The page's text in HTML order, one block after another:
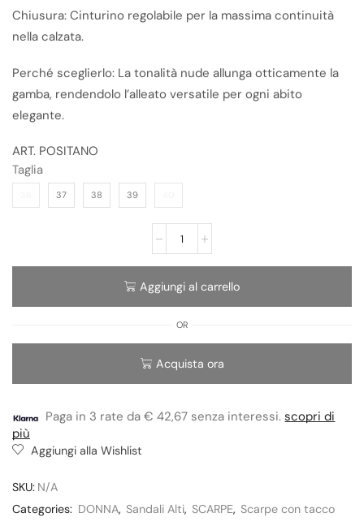
Chiusura: Cinturino regolabile per la massima continuità
nella calzata.
Perché sceglierlo: La tonalità nude allunga otticamente la
gamba, rendendolo l’alleato versatile per ogni abito
elegante.
ART. POSITANO
Taglia
37 38 39
Aggiungi al carrello
OR
Acquista ora
Paga in 3 rate da € 42,67 senza interessi.scopri di
più
Aggiungi alla Wishlist
SKU: N/A
Categories: DONNA, Sandali Alti, SCARPE, Scarpe con tacco